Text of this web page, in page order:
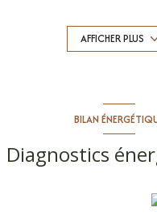
individuel. LIBRE 1er
Honoraires à la charge du
AFFICHER PLUS
BILAN
Diagnostics